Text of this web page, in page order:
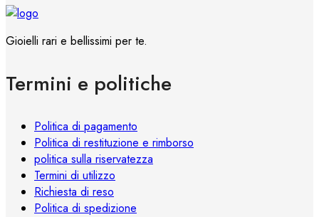
Le
opzioni
possono
scelte
del
prodotto
Gioielli rari e bellissimi per te.
Termini e politiche
Politica di pagamento
Politica di restituzione e rimborso
politica sulla riservatezza
Termini di utilizzo
Richiesta di reso
Politica di spedizione